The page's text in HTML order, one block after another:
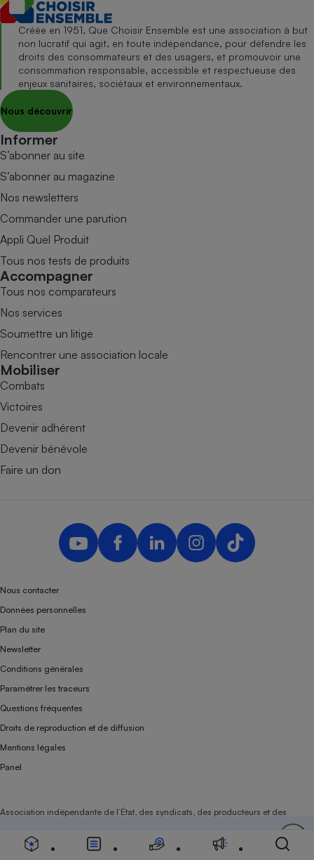
Soutenez-nous
Créée en 1951, Que Choisir Ensemble est une association à but
non lucratif qui agit, en toute indépendance, pour défendre les
droits des consommateurs et des usagers, et promouvoir une
consommation responsable, accessible et respectueuse des
enjeux sanitaires, sociétaux et environnementaux.
Nous découvrir
Informer
S’abonner au site
S’abonner au magazine
Nos newsletters
Commander une parution
Appli Quel Produit
Tous nos tests de produits
Accompagner
Tous nos comparateurs
Nos services
Soumettre un litige
Rencontrer une association locale
Mobiliser
Combats
Victoires
Devenir adhérent
Devenir bénévole
Faire un don
Nous contacter
Données personnelles
Plan du site
Newsletter
Conditions générales
Paramétrer les traceurs
Questions fréquentes
Droits de reproduction et de diffusion
Mentions légales
Panel
Association indépendante de l’État, des syndicats, des producteurs et des